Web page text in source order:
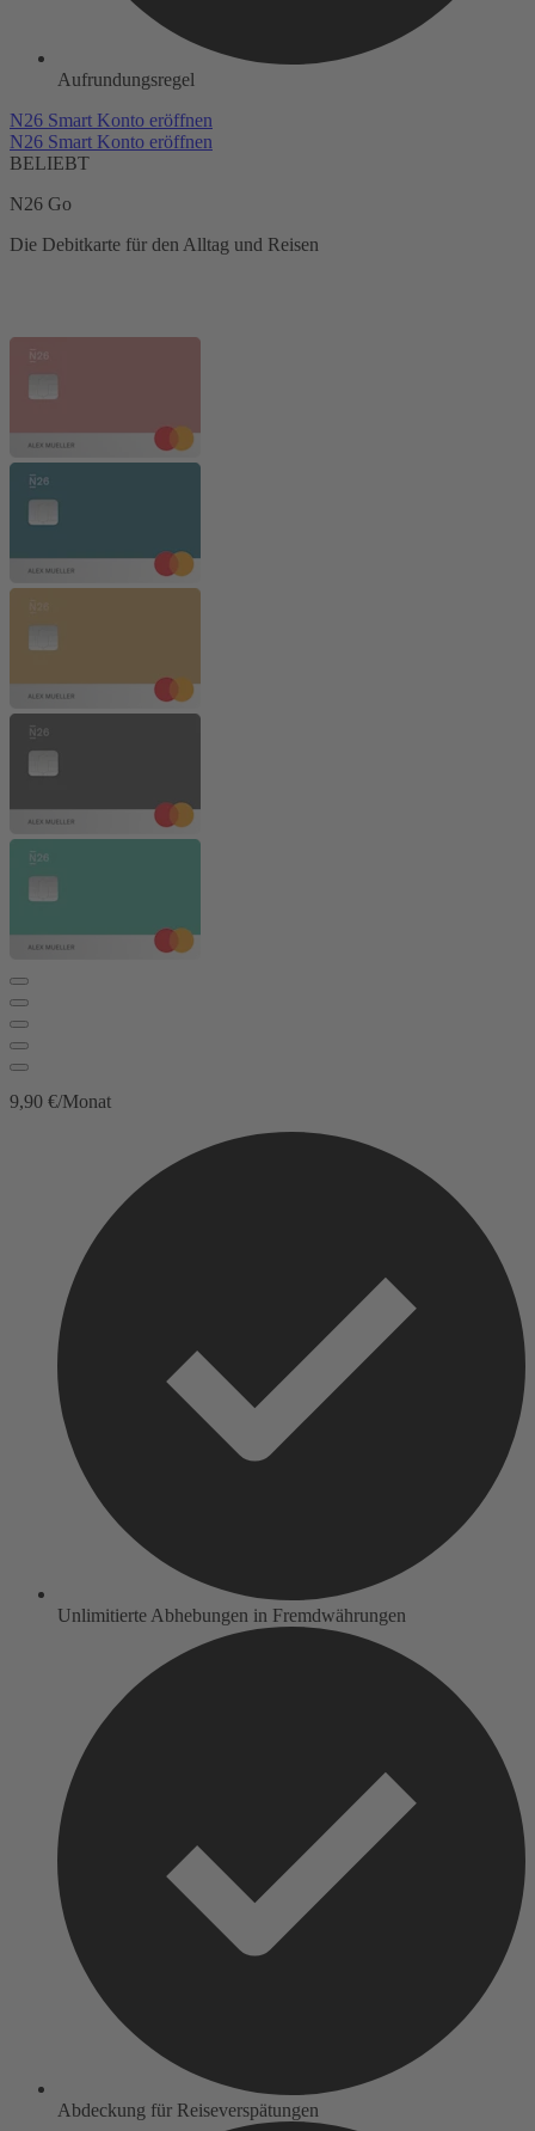
Aufrundungsregel
N26 Smart Konto eröffnen
N26 Smart Konto eröffnen
BELIEBT
N26 Go
Die Debitkarte für den Alltag und Reisen
9,90 €/Monat
Unlimitierte Abhebungen in Fremdwährungen
Abdeckung für Reiseverspätungen